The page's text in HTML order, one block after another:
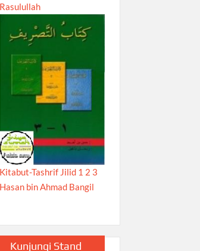
Rasulullah
Kitabut-Tashrif Jilid 1 2 3
Hasan bin Ahmad Bangil
Kunjungi Stand